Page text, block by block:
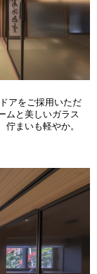
アをご採用いただ
ムと美しいガラス
まいも軽やか。